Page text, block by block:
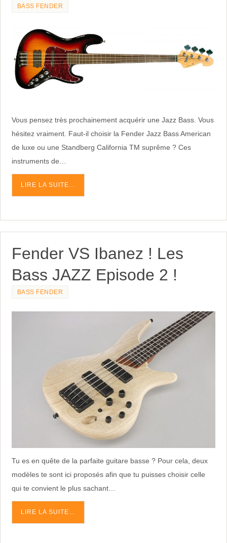
BASS FENDER
Vous pensez très prochainement acquérir une Jazz Bass. Vous
hésitez vraiment. Faut-il choisir la Fender Jazz Bass American
de luxe ou une Standberg California TM suprême ? Ces
instruments de…
LIRE LA SUITE…
Fender VS Ibanez ! Les
Bass JAZZ Episode 2 !
BASS FENDER
Tu es en quête de la parfaite guitare basse ? Pour cela, deux
modèles te sont ici proposés afin que tu puisses choisir celle
qui te convient le plus sachant…
LIRE LA SUITE…